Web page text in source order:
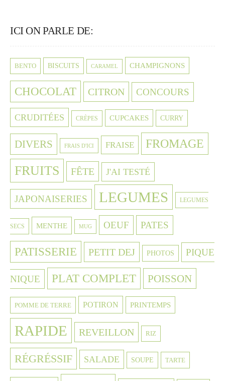
ICI ON PARLE DE:
BENTO BISCUITS CARAMEL CHAMPIGNONS
CHOCOLAT CITRON CONCOURS
CRUDITÉES CRÈPES CUPCAKES CURRY
DIVERS FRAIS D'ICI FRAISE FROMAGE
FRUITS FÊTE J'AI TESTÉ
JAPONAISERIES LEGUMES LEGUMES
SECS MENTHE MUG OEUF PATES
PATISSERIE PETIT DEJ PHOTOS PIQUE
NIQUE PLAT COMPLET POISSON
POMME DE TERRE POTIRON PRINTEMPS
RAPIDE REVEILLON RIZ
RÉGRÉSSIF SALADE SOUPE TARTE